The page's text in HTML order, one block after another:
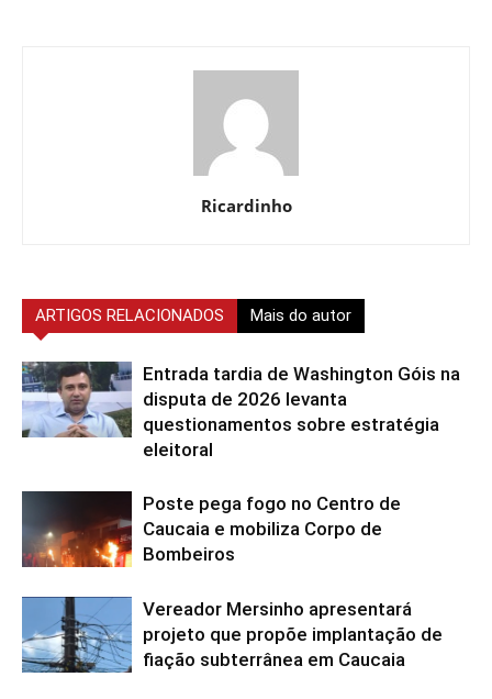
Ricardinho
ARTIGOS RELACIONADOS Mais do autor
Entrada tardia de Washington Góis na
disputa de 2026 levanta
questionamentos sobre estratégia
eleitoral
Poste pega fogo no Centro de
Caucaia e mobiliza Corpo de
Bombeiros
Vereador Mersinho apresentará
projeto que propõe implantação de
fiação subterrânea em Caucaia